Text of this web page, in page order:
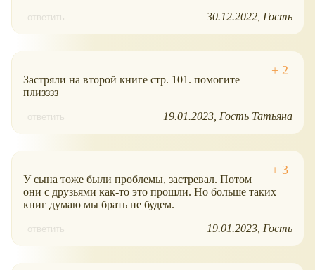
ответить 30.12.2022 Гость
Застряли на второй книге стр. 101. помогите
плизззз
ответить 19.01.2023 Гость Татьяна
У сына тоже были проблемы, застревал. Потом
они с друзьями как-то это прошли. Но больше таких
книг думаю мы брать не будем.
ответить 19.01.2023 Гость